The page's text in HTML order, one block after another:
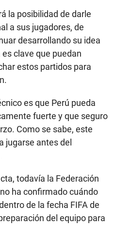
la posibilidad de darle
a sus jugadores, de
desarrollando su idea
clave que puedan
estos partidos para
es que Perú pueda
fuerte y que seguro
Como se sabe, este
jugarse antes del
todavía la Federación
ha confirmado cuándo
de la fecha FIFA de
del equipo para